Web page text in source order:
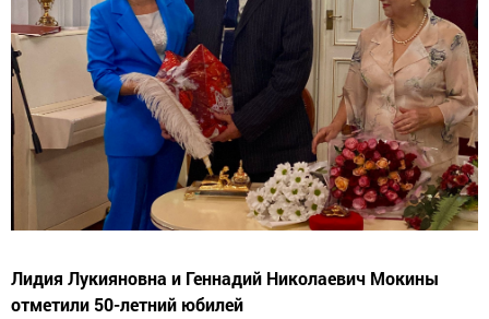
Лидия Лукияновна и Геннадий Николаевич Мокины
отметили 50-летний юбилей